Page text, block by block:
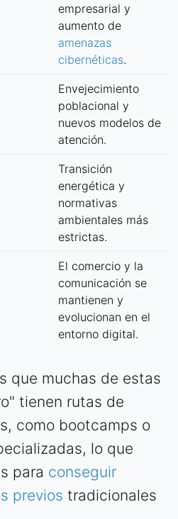
empresarial y
aumento de
amenazas
cibernéticas.
Envejecimiento
poblacional y
nuevos modelos de
atención.
Transición
energética y
normativas
ambientales más
estrictas.
El comercio y la
comunicación se
mantienen y
evolucionan en el
entorno digital.
que muchas de estas
tienen rutas de
como bootcamps o
lo que
para conseguir
previos tradicionales